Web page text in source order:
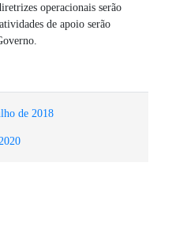
operacionais serão
de apoio serão
de 2018